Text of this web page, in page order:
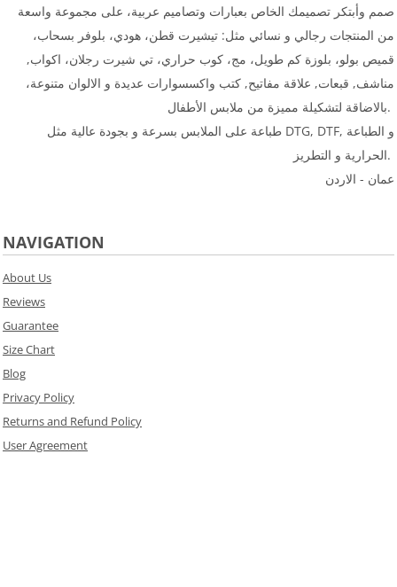
صمم وأبتكر تصميمك الخاص بعبارات وتصاميم عربية، على مجموعة واسعة
من المنتجات رجالي و نسائي مثل: تيشيرت قطن، هودي، بلوفر بسحاب،
قميص بولو، بلوزة كم طويل، مج، كوب حراري، تي شيرت رجلان، اكواب,
مناشف, قبعات, علاقة مفاتيح, كتب واكسسوارات عديدة و الالوان متنوعة،
بالاضاقة لتشكيلة مميزة من ملابس الأطفال.
طباعة على الملابس بسرعة و بجودة عالية مثل DTG, DTF, و الطباعة
الحرارية و التطريز.
عمان - الاردن
NAVIGATION
About Us
Reviews
Guarantee
Size Chart
Blog
Privacy Policy
Returns and Refund Policy
User Agreement